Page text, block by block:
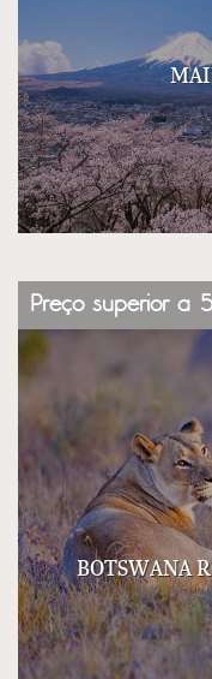
Preço superior a
BOTSWANA